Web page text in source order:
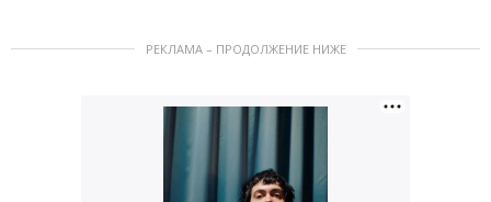
РЕКЛАМА – ПРОДОЛЖЕНИЕ НИЖЕ